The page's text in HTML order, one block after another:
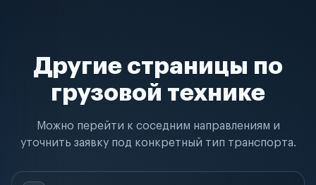
Другие страницы по
грузовой технике
Можно перейти к соседним направлениям и
уточнить заявку под конкретный тип транспорта.